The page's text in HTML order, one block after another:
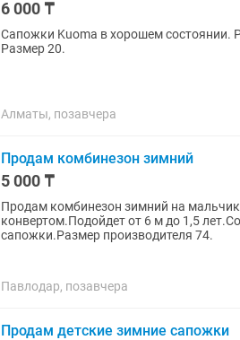
6 000 ₸
Сапожки Kuoma в хорошем состоянии. Размер 21. Сапоги indigo kids в
Размер 20.
Алматы, позавчера
Продам комбинезон зимний
5 000 ₸
Продам комбинезон зимний на
конвертом.Подойдет от 6 м до 1,5
сапожки.Размер производителя 74.
Павлодар, позавчера
Продам детские зимние сапожки